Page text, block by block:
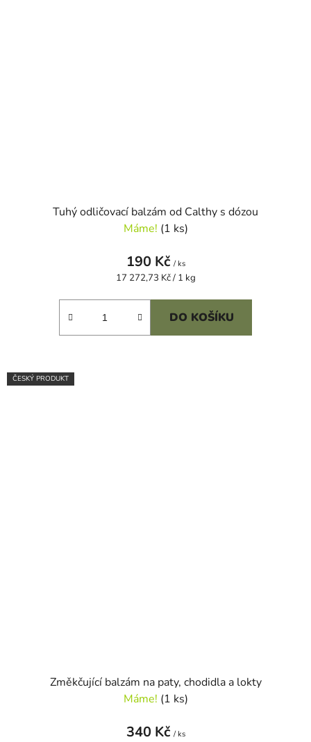
Tuhý odličovací balzám od Calthy s dózou
Máme! (1 ks)
190 Kč / ks
Měrná
17 272,73 Kč / 1 kg
DO KOŠÍKU
ČESKÝ PRODUKT
Změkčující balzám na paty, chodidla a lokty
Máme! (1 ks)
340 Kč / ks